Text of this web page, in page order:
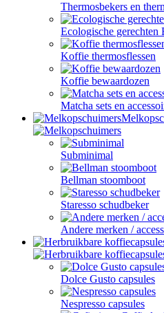
Thermosbekers en
Ecologische gerechten
Koffie thermosflessen
Koffie bewaardozen
Matcha sets en
Subminimal
Bellman stoomboot
Staresso schudbeker
Andere merken /
Dolce Gusto capsules
Nespresso capsules